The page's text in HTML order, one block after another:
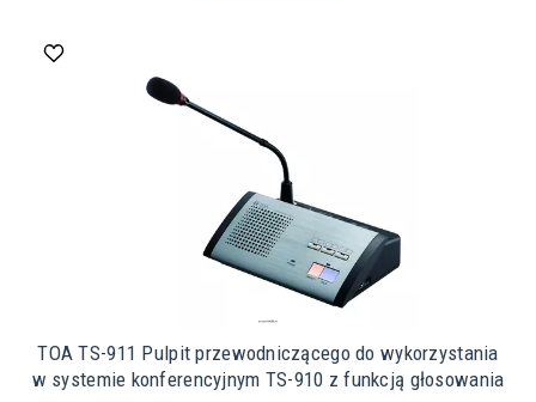
TOA TS-911 Pulpit przewodniczącego do wykorzystania
w systemie konferencyjnym TS-910 z funkcją głosowania